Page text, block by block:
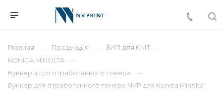
Главная Продукция
ЗИП для КМТ
KONICA MINOLTA
Бункеры для отработанного тонера
Бункер для отработанного тонера NVP для Konica Minolta